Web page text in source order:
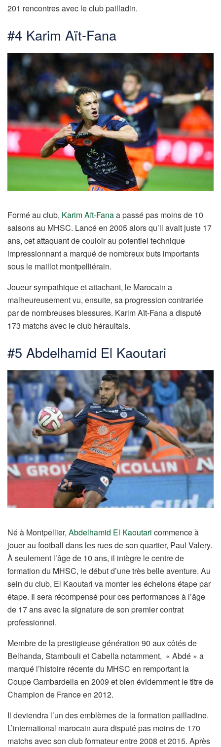
201 rencontres avec le club pailladin.
#4 Karim Aït-Fana
Formé au club, Karim Aït-Fanaa passé pas moins de 10
saisons au MHSC. Lancé en 2005 alors qu’il avait juste 17
ans, cet attaquant de couloir au potentiel technique
impressionnant a marqué de nombreux buts importants
sous le maillot montpelliérain.
Joueur sympathique et attachant, le Marocain a
malheureusement vu, ensuite, sa progression contrariée
par de nombreuses blessures. Karim Aït-Fana a disputé
173 matchs avec le club héraultais.
#5 Abdelhamid El Kaoutari
Né à Montpellier, Abdelhamid El Kaoutari commence à
jouer au football dans les rues de son quartier, Paul Valery.
À seulement l’âge de 10 ans, il intègre le centre de
formation du MHSC, le début d’une très belle aventure. Au
sein du club, El Kaoutari va monter les échelons étape par
étape. Il sera récompensé pour ces performances à l’âge
de 17 ans avec la signature de son premier contrat
professionnel.
Membre de la prestigieuse génération 90 aux côtés de
Belhanda, Stambouli et Cabella notamment, « Abdé » a
marqué l’histoire récente du MHSC en remportant la
Coupe Gambardella en 2009 et bien évidemment le titre de
Champion de France en 2012.
Il deviendra l’un des emblèmes de la formation pailladine.
L’international marocain aura disputé pas moins de 170
matchs avec son club formateur entre 2008 et 2015. Après